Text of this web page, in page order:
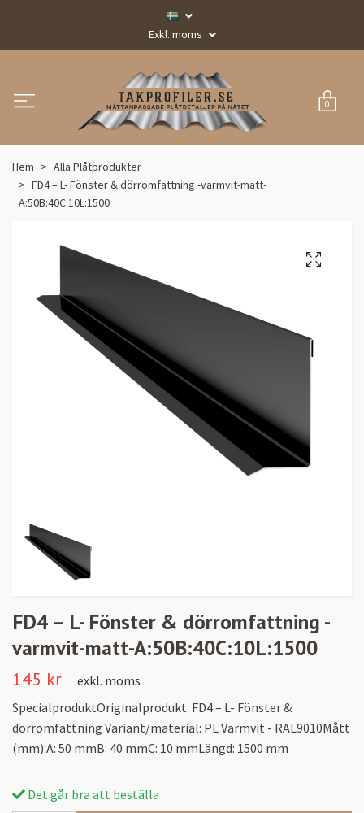
Exkl. moms
0
Hem
Alla Plåtprodukter
FD4 – L- Fönster & dörromfattning -varmvit-matt-
A:50B:40C:10L:1500
FD4 – L- Fönster & dörromfattning -
varmvit-matt-A:50B:40C:10L:1500
145 kr
exkl. moms
SpecialproduktOriginalprodukt: FD4 – L- Fönster &
dörromfattning Variant/material: PL Varmvit - RAL9010Mått
(mm):A: 50 mmB: 40 mmC: 10 mmLängd: 1500 mm
Det går bra att beställa